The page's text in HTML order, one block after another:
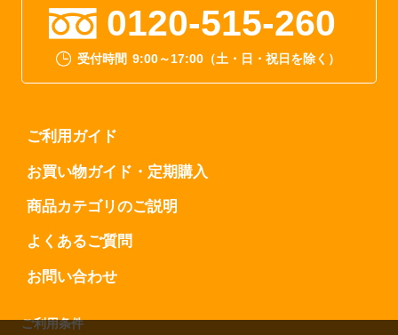
0120-515-260
受付時間 9:00～17:00（土・日・祝日を除く）
ご利用ガイド
お買い物ガイド・定期購入
商品カテゴリのご説明
よくあるご質問
お問い合わせ
ご利用条件